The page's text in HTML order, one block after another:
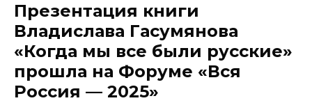
Презентация книги
Владислава Гасумянова
«Когда мы все были русские»
прошла на Форуме «Вся
Россия — 2025»